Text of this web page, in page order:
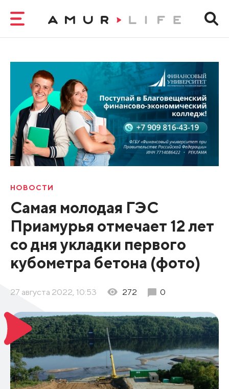
НОВОСТИ
Самая молодая ГЭС
Приамурья отмечает 12 лет
со дня укладки первого
кубометра бетона (фото)
27 августа 2022, 10:53 272 0